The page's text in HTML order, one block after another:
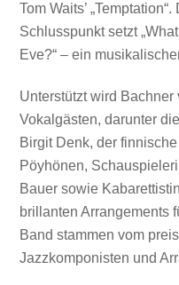
Tom Waits’
Schlusspunkt setzt
Eve?“ – ein
Unterstützt wird
Vokalgästen, darunter
Birgit Denk, der
Pöyhönen,
Bauer sowie
brillanten Arrangements
Band stammen vom
Jazzkomponisten und